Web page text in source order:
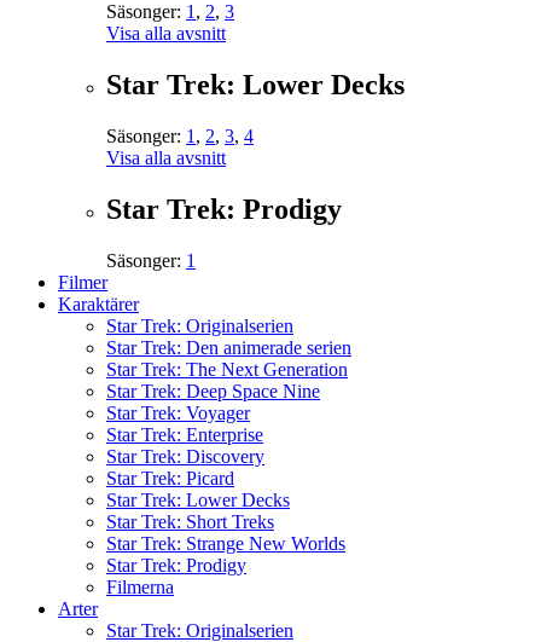
Säsonger: 1 , 2, 3
Visa alla avsnitt
Star Trek: Lower Decks
Säsonger: 1 , 2, 3, 4
Visa alla avsnitt
Star Trek: Prodigy
Säsonger: 1
Filmer
Karaktärer
Star Trek: Originalserien
Star Trek: Den animerade serien
Star Trek: The Next Generation
Star Trek: Deep Space Nine
Star Trek: Voyager
Star Trek: Enterprise
Star Trek: Discovery
Star Trek: Picard
Star Trek: Lower Decks
Star Trek: Short Treks
Star Trek: Strange New Worlds
Star Trek: Prodigy
Filmerna
Arter
Star Trek: Originalserien